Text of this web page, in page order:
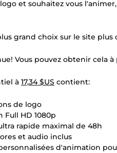
logo et souhaitez vous
grand choix sur le site
Vous pouvez obtenir cela à
à 17,34 $US contient:
de logo
Full HD 1080p
rapide maximal de 48h
et audio inclus
d'animation